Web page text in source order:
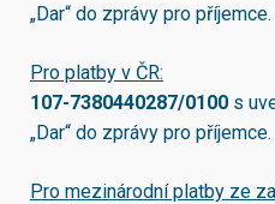
„Dar“ do zprávy pro příjemce.
Pro platby v ČR:
107-7380440287/0100 s
„Dar“ do zprávy pro příjemce.
Pro mezinárodní platby ze